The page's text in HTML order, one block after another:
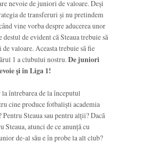
nevoie de juniori de valoare. Deși
de transferuri și nu pretindem
vine vorba despre aducerea unor
de evident că Steaua trebuie să
valoare. Aceasta trebuie să fie
1 a clubului nostru. De juniori
și în Liga 1!
la întrebarea de la începutul
cine produce fotbaliști academia
Steaua sau pentru alții? Dacă
Steaua, atunci de ce anunță cu
de-al său e în probe la alt club?